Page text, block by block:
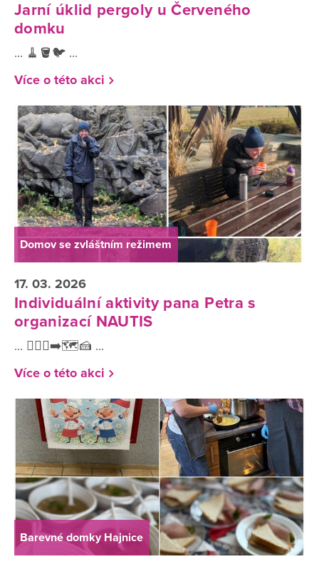
Jarní úklid pergoly u Červeného
domku
... 🧹🪣🐦 ...
Více o této akci
Domov se zvláštním režimem
17. 03. 2026
Individuální aktivity pana Petra s
organizací NAUTIS
... 🚶🏻‍♀️‍➡️🗺️🍰 ...
Více o této akci
Barevné domky Hajnice